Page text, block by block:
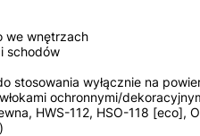
we wnętrzach
schodów
stosowania wyłącznie na
ochronnymi/
HWS-112, HSO-118 [eco],